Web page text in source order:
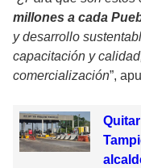
millones a cada
y desarrollo
capacitación y
comercialización”,